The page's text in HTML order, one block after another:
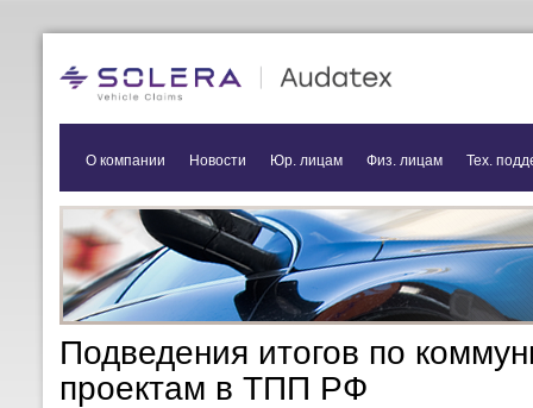
О компании Новости Юр. лицам Физ. лицам Тех.
Подведения итогов по
проектам в ТПП РФ